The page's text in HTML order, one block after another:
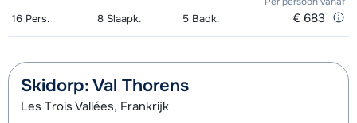
middags - Gemiddeld (2-4 weken)
van week
Groepsles snowboard vanaf 5 jaar
16 Pers. 8 Slaapk. 5 Badk. € 683
Skidorp: Val Thorens
Les Trois Vallées, Frankrijk